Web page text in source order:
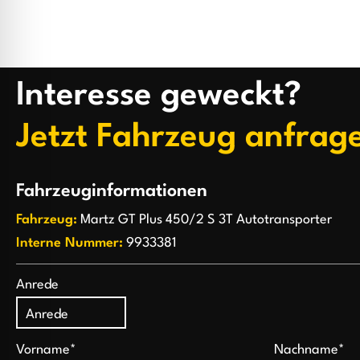
Interesse geweckt?
Jetzt Fahrzeug
Fahrzeuginformationen
Fahrzeug: Martz GT Plus 450/2 S 3T Autotransporter
Interne Nummer: 9933381
Anrede
Vorname* Nachname*